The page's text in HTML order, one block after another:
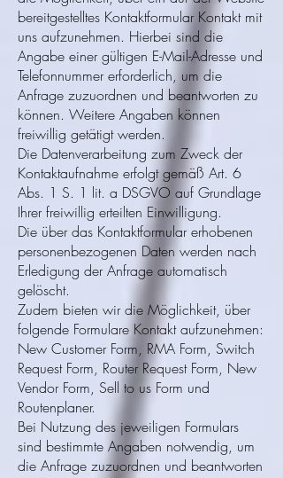
bereitgestelltes Kontaktformular Kontakt mit
uns aufzunehmen. Hierbei sind die
Angabe einer gültigen E-Mail-Adresse und
Telefonnummer erforderlich, um die
Anfrage zuzuordnen und beantworten zu
können. Weitere Angaben können
freiwillig getätigt werden.
Die Datenverarbeitung zum Zweck der
Kontaktaufnahme erfolgt gemäß Art. 6
Abs. 1 S. 1 lit. a DSGVO auf Grundlage
Ihrer freiwillig erteilten Einwilligung.
Die über das Kontaktformular erhobenen
personenbezogenen Daten werden nach
Erledigung der Anfrage automatisch
gelöscht.
Zudem bieten wir die Möglichkeit, über
folgende Formulare Kontakt aufzunehmen:
New Customer Form, RMA Form, Switch
Request Form, Router Request Form, New
Vendor Form, Sell to us Form und
Routenplaner.
Bei Nutzung des jeweiligen Formulars
sind bestimmte Angaben notwendig, um
die Anfrage zuzuordnen und beantworten